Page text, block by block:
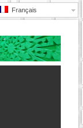
Français